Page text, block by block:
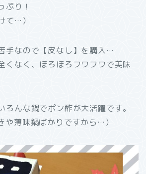
ぷり！
て…）
手なので【皮なし】を購入…
くなく、ほろほろフワフワで美味
ろんな鍋でポン酢が大活躍です。
や薄味鍋ばかりですから…）